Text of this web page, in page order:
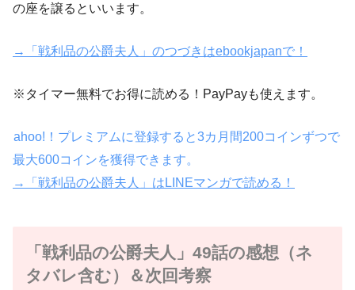
の座を譲るといいます。
→「戦利品の公爵夫人」のつづきはebookjapanで！
※タイマー無料でお得に読める！PayPayも使えます。
ahoo!！プレミアムに登録すると3カ月間200コインずつで
最大600コインを獲得できます。
→「戦利品の公爵夫人」はLINEマンガで読める！
「戦利品の公爵夫人」49話の感想（ネ
タバレ含む）＆次回考察